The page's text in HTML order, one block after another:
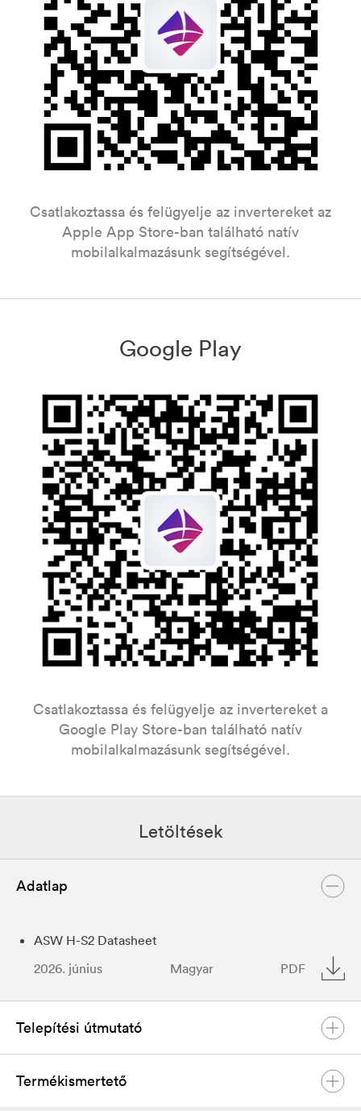
Csatlakoztassa és felügyelje az invertereket az
Apple App Store-ban található natív
mobilalkalmazásunk segítségével.
Google Play
Csatlakoztassa és felügyelje az invertereket a
Google Play Store-ban található natív
mobilalkalmazásunk segítségével.
Letöltések
Adatlap
ASW H-S2 Datasheet
2026. június
Magyar PDF
Telepítési útmutató
ASW 3-6 kW H-S2 inverterek felhasználói kézikönyve
Termékismertető